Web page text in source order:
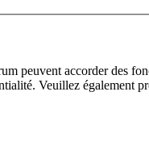
peuvent accorder des
Veuillez également